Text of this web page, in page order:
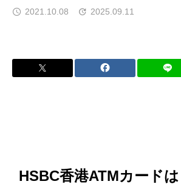
2021.10.08 2025.09.11
HSBC香港ATMカード